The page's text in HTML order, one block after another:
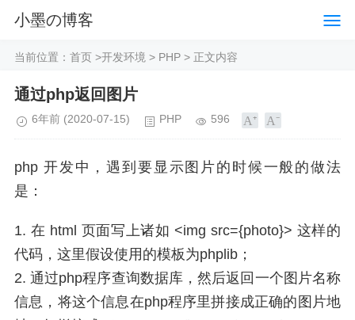
小墨の博客
当前位置： 首页 >开发环境 > PHP > 正文内容
通过php返回图片
6年前 (2020-07-15) PHP 596
php 开发中，遇到要显示图片的时候一般的做法
是：
1. 在 html 页面写上诸如 <img src={photo}> 这样的
代码，这里假设使用的模板为phplib；
2. 通过php程序查询数据库，然后返回一个图片名称
信息，将这个信息在php程序里拼接成正确的图片地